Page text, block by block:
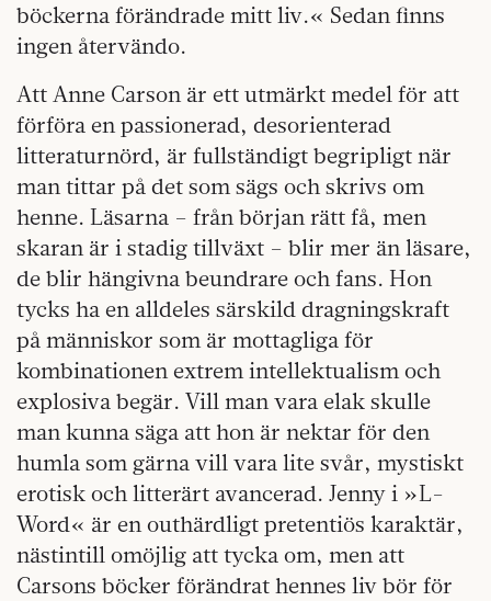
böckerna förändrade mitt liv.« Sedan finns
ingen återvändo.
Att Anne Carson är ett utmärkt medel för att
förföra en passionerad, desorienterad
litteraturnörd, är fullständigt begripligt när
man tittar på det som sägs och skrivs om
henne. Läsarna – från början rätt få, men
skaran är i stadig tillväxt – blir mer än läsare,
de blir hängivna beundrare och fans. Hon
tycks ha en alldeles särskild dragningskraft
på människor som är mottagliga för
kombinationen extrem intellektualism och
explosiva begär. Vill man vara elak skulle
man kunna säga att hon är nektar för den
humla som gärna vill vara lite svår, mystiskt
erotisk och litterärt avancerad. Jenny i »L-
Word« är en outhärdligt pretentiös karaktär,
nästintill omöjlig att tycka om, men att
Carsons böcker förändrat hennes liv bör för